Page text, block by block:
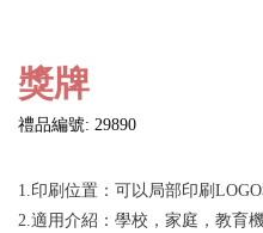
獎牌
禮品編號: 29890
1.印刷位置：可以局部印刷
2.適用介紹：學校，家庭，教育